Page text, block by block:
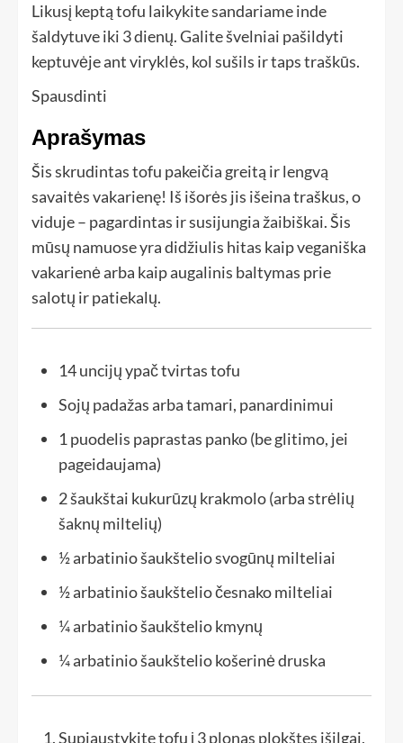
Likusį keptą tofu laikykite sandariame inde
šaldytuve iki 3 dienų. Galite švelniai pašildyti
keptuvėje ant viryklės, kol sušils ir taps traškūs.
Spausdinti
Aprašymas
Šis skrudintas tofu pakeičia greitą ir lengvą
savaitės vakarienę! Iš išorės jis išeina traškus, o
viduje – pagardintas ir susijungia žaibiškai. Šis
mūsų namuose yra didžiulis hitas kaip veganiška
vakarienė arba kaip augalinis baltymas prie
salotų ir patiekalų.
14 uncijųypač tvirtas tofu
Sojų padažas arba tamari, panardinimui
1 puodelis paprastas panko (be glitimo, jei
pageidaujama)
2 šaukštai kukurūzų krakmolo (arba strėlių
šaknų miltelių)
½ arbatinio šaukšteliosvogūnų milteliai
½ arbatinio šaukšteliočesnako milteliai
¼ arbatinio šaukšteliokmynų
¼ arbatinio šaukšteliokošerinė druska
Supjaustykite tofu į 3 plonas plokštes išilgai,